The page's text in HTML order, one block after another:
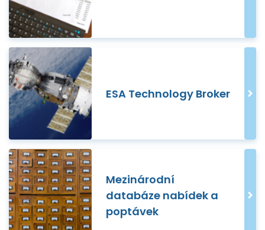
ESA Technology Broker
Mezinárodní
databáze nabídek a
poptávek